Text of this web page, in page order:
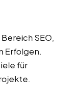
SEO,
Erfolgen.
für